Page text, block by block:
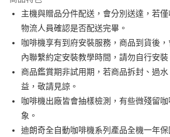
合作金庫商業銀行
華南商業銀行
彰化商
上海商業儲蓄銀行
國泰世華商業銀行
兆豐國
臺灣中小企業銀行
台中商業
匯豐（台灣）商業銀行
華泰商
聯邦商業銀行
遠東國際
元大商業銀行
玉山商業銀行
星展（
台新國際商業銀行
台灣樂天信用卡公司
6 期 0 利率 每期
華南商業銀行
上海商業儲蓄銀行
台北富
國泰世華商業銀行
兆豐國際
臺灣中小企業銀行
台中商
匯豐（台灣）商業銀行
聯邦商業銀行
遠東國
元大商業銀行
永豐商
玉山商業銀行
台新國際商業銀行
中國信
Apple Pay
悠遊付
ATM付款
運送方式
宅配
每筆NT$100，滿NT$699(含以上)免運費
主機與贈品分件配送，會分別送達，若
物流人員確認是否配送完畢。
咖啡機享有到府安裝服務，商品到貨後
內聯繫約定安裝教學時間，請勿自行安裝
商品鑑賞期非試用期，若商品拆封、過
益，敬請見諒。
咖啡機出廠皆會抽樣檢測，有些微殘留
象。
迪朗奇全自動咖啡機系列產品全機一年